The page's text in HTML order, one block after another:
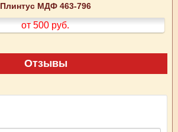
Плинтус МДФ 463-796
от 500 руб.
Отзывы